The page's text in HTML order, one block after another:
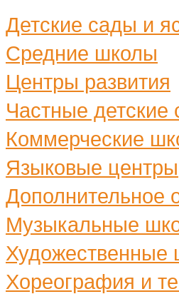
Детские сады и
Средние школы
Центры развития
Частные детские
Коммерческие
Языковые центры
Дополнительное
Музыкальные
Художественные
Хореография и